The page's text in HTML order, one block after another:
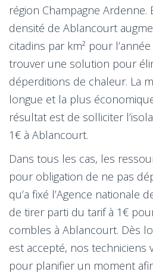
région Champagne
densité de Ablancourt
citadins par km² pour
trouver une solution pour
déperditions de chaleur. La
longue et la plus
résultat est de solliciter
1€ à Ablancourt.
Dans tous les cas, les
pour obligation de ne pas
qu’a fixé l’Agence nationale
de tirer parti du tarif à 1€
combles à Ablancourt. Dès
est accepté, nos techniciens
pour planifier un moment